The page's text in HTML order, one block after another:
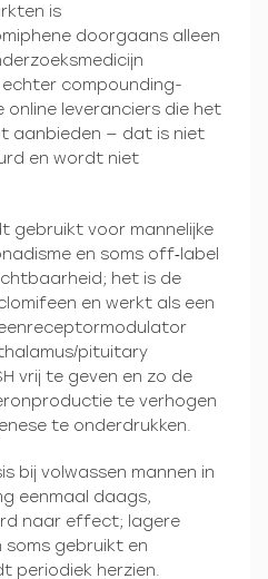
is
doorgaans alleen
compounding-
online leveranciers die het
aanbieden — dat is niet
en wordt niet
gebruikt voor mannelijke
en soms off‑label
het is de
en werkt als een
pituitary
vrij te geven en zo de
te verhogen
te onderdrukken.
bij volwassen mannen in
eenmaal daags,
naar effect; lagere
gebruikt en
periodiek herzien.